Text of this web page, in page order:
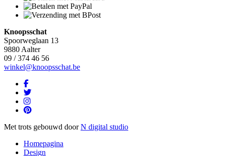
Knoopsschat
Spoorweglaan 13
9880 Aalter
09 / 374 46 56
winkel@knoopsschat.be
Met trots gebouwd doorN digital studio
Homepagina
Design